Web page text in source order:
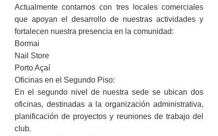
Actualmente contamos con tres locales comerciales
que apoyan el desarrollo de nuestras actividades y
fortalecen nuestra presencia en la comunidad:
Bormai
Nail Store
Porto Açaí
Oficinas en el Segundo Piso:
En el segundo nivel de nuestra sede se ubican dos
oficinas, destinadas a la organización administrativa,
planificación de proyectos y reuniones de trabajo del
club.